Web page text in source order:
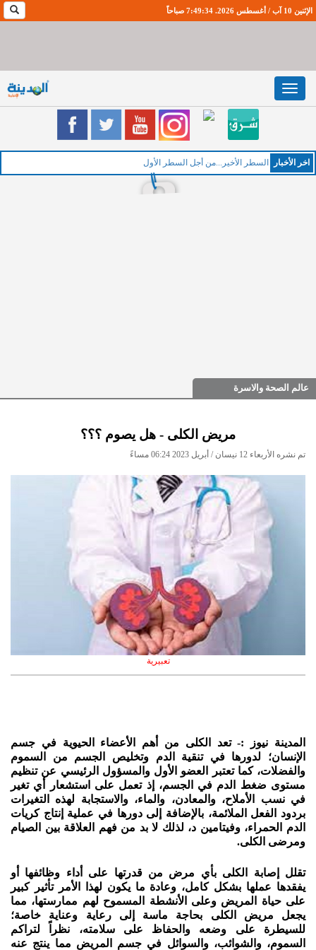
الإثنين 10 آب / أغسطس 2026. 7:49:35 صباحاً
Toggle
navigation
اخر اﻷخبار الخم
عالم الصحة والاسرة
مريض الكلى - هل يصوم ؟؟؟
تم نشره الأربعاء 12 نيسان / أبريل 2023 06:24 مساءً
تعبيرية
المدينة نيوز :- تعد الكلى من أهم الأعضاء الحيوية في جسم
الإنسان؛ لدورها في تنقية الدم وتخليص الجسم من السموم
والفضلات، كما تعتبر العضو الأول والمسؤول الرئيسي عن تنظيم
مستوى ضغط الدم في الجسم، إذ تعمل على استشعار أي تغير
في نسب الأملاح، والمعادن، والماء، والاستجابة لهذه التغيرات
بردود الفعل الملائمة، بالإضافة إلى دورها في عملية إنتاج كريات
الدم الحمراء، وفيتامين د، لذلك لا بد من فهم العلاقة بين الصيام
ومرضى الكلى.
تقلل إصابة الكلى بأي مرض من قدرتها على أداء وظائفها أو
يفقدها عملها بشكل كامل، وعادة ما يكون لهذا الأمر تأثير كبير
على حياة المريض وعلى الأنشطة المسموح لهم ممارستها، مما
يجعل مريض الكلى بحاجة ماسة إلى رعاية وعناية خاصة؛
للسيطرة على وضعه والحفاظ على سلامته، نظراً لتراكم
السموم، والشوائب، والسوائل في جسم المريض مما ينتج عنه